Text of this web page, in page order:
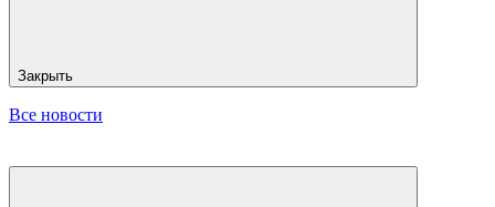
Закрыть
Все новости